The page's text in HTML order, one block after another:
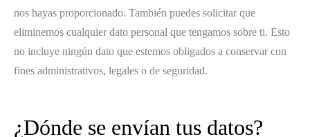
nos hayas proporcionado. También puedes solicitar que
eliminemos cualquier dato personal que tengamos sobre ti. Esto
no incluye ningún dato que estemos obligados a conservar con
fines administrativos, legales o de seguridad.
¿Dónde se envían tus datos?